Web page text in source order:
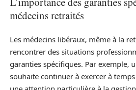
médecins retraités
Les médecins libéraux, même à la
rencontrer des situations
garanties spécifiques. Par exemple,
souhaite continuer à exercer à